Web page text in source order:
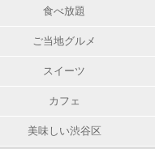
食べ放題
ご当地グルメ
スイーツ
カフェ
美味しい渋谷区